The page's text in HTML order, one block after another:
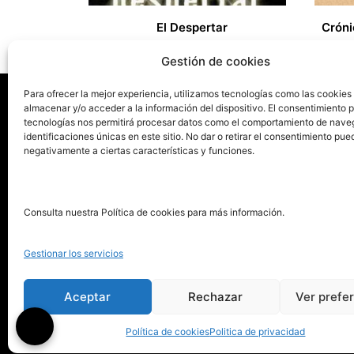
Gestión de cookies
Para ofrecer la mejor experiencia, utilizamos tecnologías como las cookies
almacenar y/o acceder a la información del dispositivo. El consentimiento
tecnologías nos permitirá procesar datos como el comportamiento de
identificaciones únicas en este sitio. No dar o retirar el consentimiento
negativamente a ciertas características y funciones.
Consulta nuestra Política de cookies para más información.
Gestionar los servicios
Aceptar Rechazar Ver
Política de cookiesPolitica de privacidad
El Despertar
pionero de autoedición
911 413 306
info@puntorojolibros.com
La